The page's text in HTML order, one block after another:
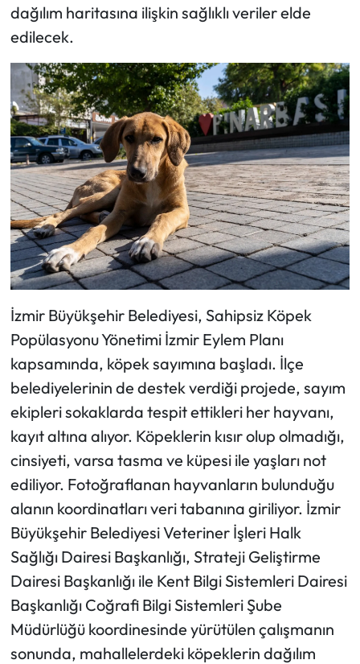
dağılım haritasına ilişkin sağlıklı veriler elde
edilecek.
İzmir Büyükşehir Belediyesi, Sahipsiz Köpek
Popülasyonu Yönetimi İzmir Eylem Planı
kapsamında, köpek sayımına başladı. İlçe
belediyelerinin de destek verdiği projede, sayım
ekipleri sokaklarda tespit ettikleri her hayvanı,
kayıt altına alıyor. Köpeklerin kısır olup olmadığı,
cinsiyeti, varsa tasma ve küpesi ile yaşları not
ediliyor. Fotoğraflanan hayvanların bulunduğu
alanın koordinatları veri tabanına giriliyor. İzmir
Büyükşehir Belediyesi Veteriner İşleri Halk
Sağlığı Dairesi Başkanlığı, Strateji Geliştirme
Dairesi Başkanlığı ile Kent Bilgi Sistemleri Dairesi
Başkanlığı Coğrafi Bilgi Sistemleri Şube
Müdürlüğü koordinesinde yürütülen çalışmanın
sonunda, mahallelerdeki köpeklerin dağılım